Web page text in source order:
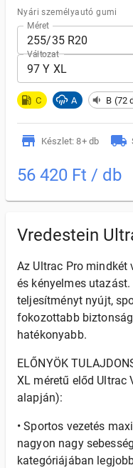
Nyári személyautó gumi
Méret
255/35 R20
Változat
97 Y XL
C A B (72
Készlet: 8+ db
56 420 Ft / db
Vredestein
Az Ultrac Pro
és kényelmes
teljesítményt nyújt,
fokozottabb
hatékonyabb.
ELŐNYÖK
XL méretű előd Ultrac
alapján):
• Sportos vezetés
nagyon nagy
kategóriájában